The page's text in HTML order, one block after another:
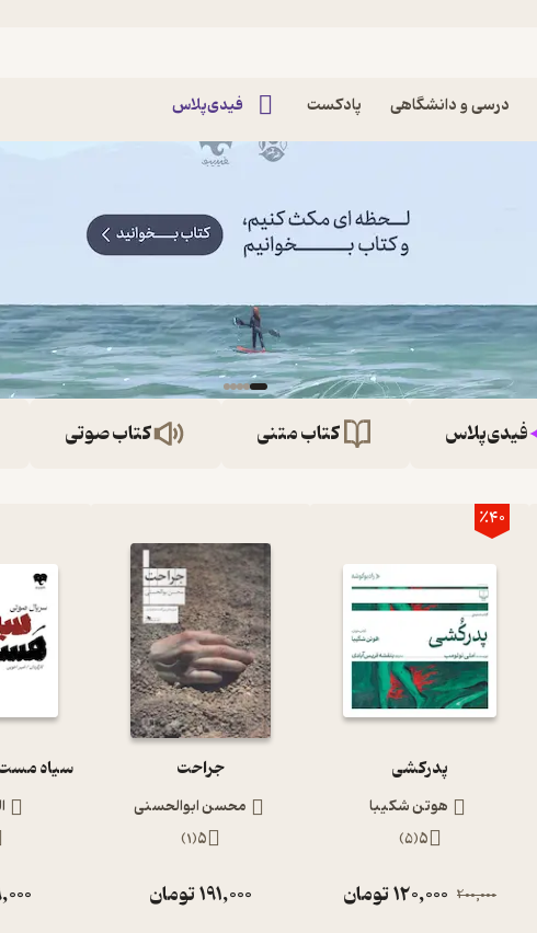
درسی و دانشگاهی پادکست فیدی‌پلاس
فیدی‌پلاس کتاب متنی کتاب صوتی
٪40
پدرکشی
هوتن شکیبا
5
(
5
)
200,000
120,000تومان
جراحت
محسن ابوالحسنی
5
(
1
)
191,000تومان